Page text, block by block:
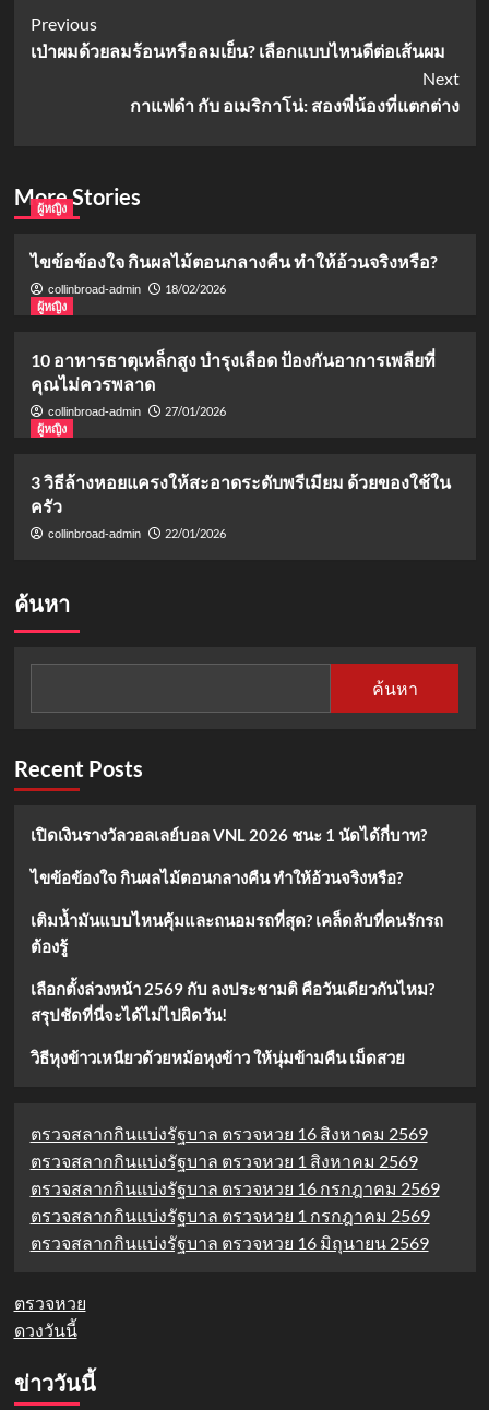
Post
Navigation
Previous
เป่าผมด้วยลมร้อนหรือลมเย็น? เลือกแบบไหนดีต่อเส้นผม
Next
กาแฟดำ กับ อเมริกาโน่: สองพี่น้องที่แตกต่าง
More Stories
ผู้หญิง
ไขข้อข้องใจ กินผลไม้ตอนกลางคืน ทำให้อ้วนจริงหรือ?
collinbroad-admin
18/02/2026
ผู้หญิง
10 อาหารธาตุเหล็กสูง บำรุงเลือด ป้องกันอาการเพลียที่
คุณไม่ควรพลาด
collinbroad-admin
27/01/2026
ผู้หญิง
3 วิธีล้างหอยแครงให้สะอาดระดับพรีเมียม ด้วยของใช้ใน
ครัว
collinbroad-admin 22/01/2026
ค้นหา
ค้นหา
Recent Posts
เปิดเงินรางวัลวอลเลย์บอล VNL 2026 ชนะ 1 นัดได้กี่บาท?
ไขข้อข้องใจ กินผลไม้ตอนกลางคืน ทำให้อ้วนจริงหรือ?
เติมน้ำมันแบบไหนคุ้มและถนอมรถที่สุด? เคล็ดลับที่คนรักรถ
ต้องรู้
เลือกตั้งล่วงหน้า 2569 กับ ลงประชามติ คือวันเดียวกันไหม?
สรุปชัดที่นี่จะได้ไม่ไปผิดวัน!
วิธีหุงข้าวเหนียวด้วยหม้อหุงข้าว ให้นุ่มข้ามคืน เม็ดสวย
ตรวจสลากกินแบ่งรัฐบาล ตรวจหวย 16 สิงหาคม 2569
ตรวจสลากกินแบ่งรัฐบาล ตรวจหวย 1 สิงหาคม 2569
ตรวจสลากกินแบ่งรัฐบาล ตรวจหวย 16 กรกฎาคม 2569
ตรวจสลากกินแบ่งรัฐบาล ตรวจหวย 1 กรกฎาคม 2569
ตรวจสลากกินแบ่งรัฐบาล ตรวจหวย 16 มิถุนายน 2569
ตรวจหวย
ดวงวันนี้
ข่าววันนี้